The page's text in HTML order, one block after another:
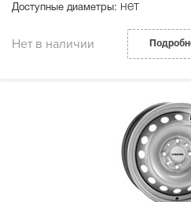
Доступные диаметры: нет
Нет в наличии